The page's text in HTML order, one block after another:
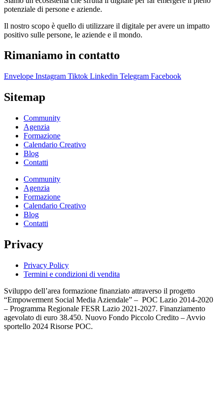
potenziale di persone e aziende.
Il nostro scopo è quello di utilizzare il digitale per avere un impatto
positivo sulle persone, le aziende e il mondo.
Rimaniamo in contatto
Envelope Instagram Tiktok Linkedin Telegram Facebook
Sitemap
Community
Agenzia
Formazione
Calendario Creativo
Blog
Contatti
Community
Agenzia
Formazione
Calendario Creativo
Blog
Contatti
Privacy
Privacy Policy
Termini e condizioni di vendita
Sviluppo dell’area formazione finanziato attraverso il progetto
“Empowerment Social Media Aziendale” – POC Lazio 2014-2020
– Programma Regionale FESR Lazio 2021-2027. Finanziamento
agevolato di euro 38.450. Nuovo Fondo Piccolo Credito – Avvio
sportello 2024 Risorse POC.